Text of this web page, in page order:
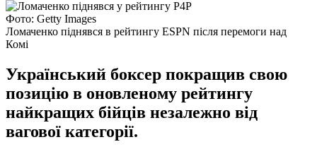
Фото: Getty Images
Ломаченко піднявся в рейтингу ESPN після перемоги над
Комі
Український боксер покращив свою
позицію в оновленому рейтингу
найкращих бійців незалежно від
вагової категорії.